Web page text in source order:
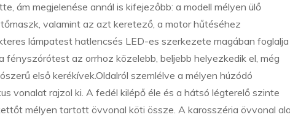
ám megjelenése annál is kifejezőbb: a modell mélyen ülő
valamint az azt keretező, a motor hűtéséhez
lámpatest hatlencsés LED-es szerkezete magában
az orrhoz közelebb, beljebb helyezkedik el, még
első kerékívek.Oldalról szemlélve a mélyen húzódó
vonalat rajzol ki. A fedél kilépő éle és a hátsó légterelő szinte
mélyen tartott övvonal köti össze. A karosszéria övvonal